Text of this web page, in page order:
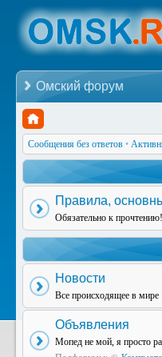
Омский форум
Сообщения без ответов •
Правила,
Обязательно к прочтению!
Новости
Все происходящее в мире
Объявления
Мопед не мой, я просто